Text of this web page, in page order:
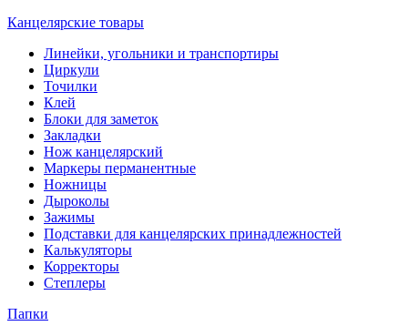
Канцелярские товары
Линейки, угольники и транспортиры
Циркули
Точилки
Клей
Блоки для заметок
Закладки
Нож канцелярский
Маркеры перманентные
Ножницы
Дыроколы
Зажимы
Подставки для канцелярских принадлежностей
Калькуляторы
Корректоры
Степлеры
Папки